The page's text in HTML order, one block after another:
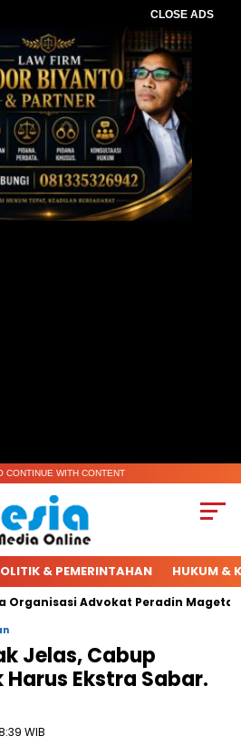
CLOSE ADS
CONTINUE WITH CONTENT
& PEMERINTAHAN HUKUM &
Advokat Peradin Magetan.
Jelas, Cabup
Ekstra Sabar.
WIB